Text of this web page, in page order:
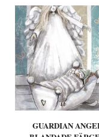
GUARDIAN